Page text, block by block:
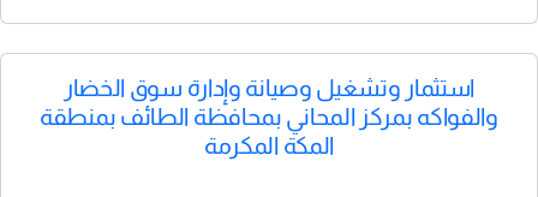
استثمار وتشغيل وصيانة وإدارة سوق الخضار
والفواكه بمركز المحاني بمحافظة الطائف بمنطقة
المكة المكرمة